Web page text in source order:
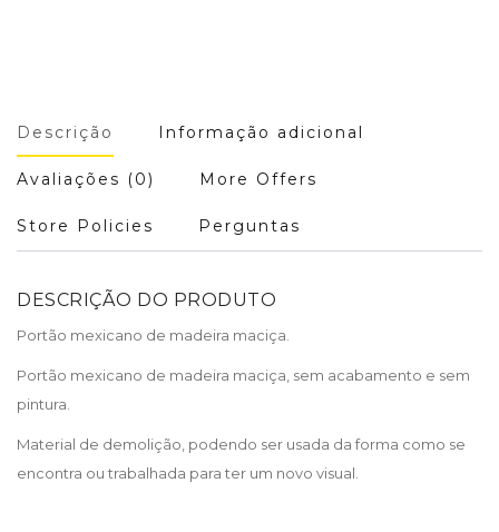
Descrição Informação adicional
Avaliações (0) More Offers
Store Policies Perguntas
DESCRIÇÃO DO PRODUTO
Portão mexicano de madeira maciça.
Portão mexicano de madeira maciça, sem acabamento e sem
pintura.
Material de demolição, podendo ser usada da forma como se
encontra ou trabalhada para ter um novo visual.